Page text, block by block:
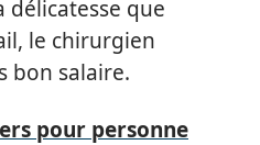
délicatesse que
le chirurgien
bon salaire.
pour personne